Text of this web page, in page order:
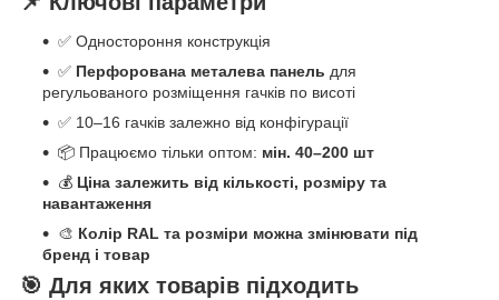
✅ Одностороння конструкція
✅ Перфорована металева панель для
регульованого розміщення гачків по висоті
✅ 10–16 гачків залежно від конфігурації
📦 Працюємо тільки оптом: мін. 40–200 шт
💰 Ціна залежить від кількості, розміру та
навантаження
🎨 Колір RAL та розміри можна змінювати під
бренд і товар
🎯 Для яких товарів підходить